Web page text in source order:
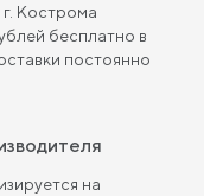
Кострома
бесплатно в
постоянно
на